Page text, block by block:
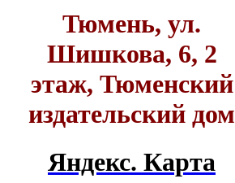
Тюмень, ул.
Шишкова, 6, 2
этаж, Тюменский
издательский дом
Яндекс. Карта